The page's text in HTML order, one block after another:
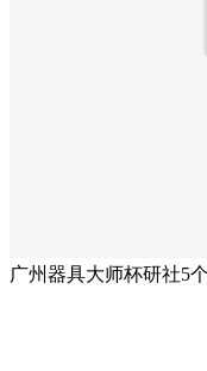
广州器具大师杯研社5